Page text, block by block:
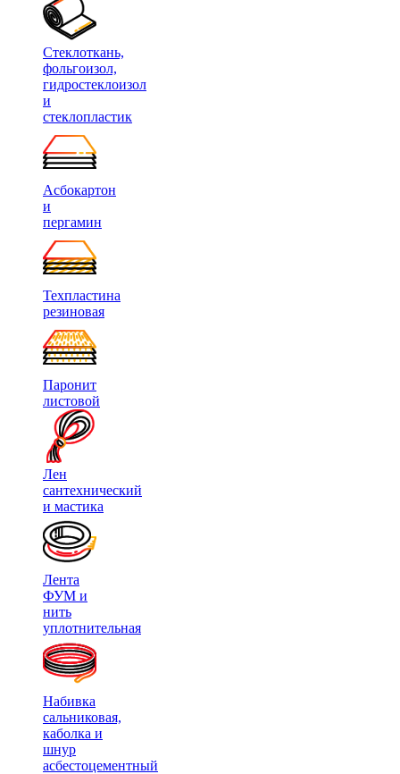
Стеклоткань,
фольгоизол,
гидростеклоизол
и
стеклопластик
Асбокартон
и
пергамин
Техпластина
резиновая
Паронит
листовой
Лен
сантехнический
и мастика
Лента
ФУМ и
нить
уплотнительная
Набивка
сальниковая,
каболка и
шнур
асбестоцементный